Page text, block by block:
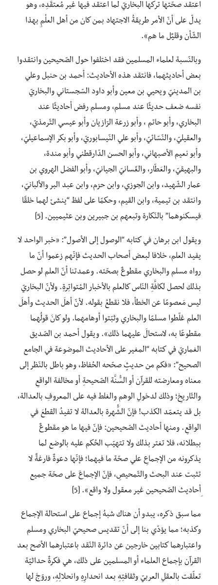
اعتقد صحّتها تركها البخاريّ لما اعتقد فيها غير مُعتقَدِه، وهو
يدلّ على أنّ الأمر طريقةُ الاجتهاد بمن كان من أهل العلْمِ بهذا
الشّأن وقليٌل ما هم».
وبالنّسبة لعلماء المسلمين فقد اختلفوا حول الصّحيحين وانتقدوا
بعض أحاديثهما، فانتقد هذه الأحاديث: أحمد بن حنبل وعلي
بن المدينيّ ويحيي بن معين وأبو داود السّجستاني والبخاريّ
نفسه ضعف حديثًا عند مسلم، ومسلم رفض أحاديثًا عند
البخاري، وأبو حاتم ، وأبو زرعة الرّازيان وأبو عيسي التّرمذيّ،
والعقيليّ، والنّسّائيّ، وأبو علي النّيسابوريّ، وأبو بكر الإسماعيليّ،
وأبو نعيم الأصبهاني، وأبو الحسن الدّارقطني وأبو مندة،
والبهيقيّ، والعَطّار، والغّسانيّ الجيانيّ، وأبو الفضل الهروي بن
عمار الشّهيد، وابن الجوزي، وابن حزم، وابن عبد البر والألبانيّ،
وانتقد بن تيمية، وابن القيم، وحكمًا على لفظ “ينشئ لهما خلقًا
فيسكنوهما” بالنّكارة وتبعهم بن جبيرين وبن عثيميين. [5]
ويقول ابن برهان في كتابه “الوصول إلى الأصول”: «خبر الواحد لا
يفيد العلم، خلافا لبعض أصحاب الحديث فإنّهم زعموا أنّ ما
رواه مسلم والبخاري مقطوعٌ بصحّته. وعمدتنا أنّ العلم لو حصل
بذلك لحصل لكافَّةِ النّاس كالعلم بالأخبار المُتواتِرةِ. ولأنّ البخاريّ
ليس مَعصومًا عن الخطأ، فلا نقطعُ بقوله. لأنّ أهلَ الحديث وأهلَ
العلم غلّطوا مسلمًا والبخاري وثبّتوا أوهامهما. ولو كانَ قولُهما
مقطوعًا به، لاستحالَ عليهما ذلك». ويقول أحمد بن الصّديق
الغماريّ في كتابه “المغير على الأحاديث الموضوعة في الجامع
الصحيح”: «فكم من حديثٍ صحّحه الحُفاظ، وهو باطل بالنّظر إلى
معناه ومعارضته للقرآن أو السُّنَّة الصّحيحةِ أو مخالفة الواقعِ
والتّاريخِ؛ وذلك لدخولِ الوهم والغلط فيه على المعروفِ بالعدالة،
بل قد يتعمّد الكذب! فإنّ الشُّهرة بالعدالة لا تفيدُ القطعَ في
الواقعِ. ومنها أحاديث الصّحيحين: فإنّ فيها ما هو مقطوعٌ
ببطلانه، فلا تغتر بذلك ولا تتهيّب الحُكم عليه بالوضع لما
يذكرونه من الإجماعِ علي صحّة ما فيهما؛ فإنّها دعوةٌ فارغةٌ لا
تثبت عند البحث والتّمحيصِ، فإنّ الإجماعَ على صحّة جميع
ِأحاديث الصّحيحين غير معقول ولا واقع». [5]
مما سبق ذكره، يبدو أن هناك شبهُ إجماع على استحالة الإجماع
وكذبه؛ مما يؤدّي بنا إلى أنّ تقديس صحيحيّ البخاري ومسلم
واعتبارهما كتابين خارجين عن دائرة النّقد باعتبارهما الأصح بعد
القرآن بإجماع العلماء أو المسلمين على ذلك، هي فكرةٌ حداثيّة
تعلّقت بالعقلِ العربيّ وثقافتِهِ بعد انحدارِهِ وانحلالِهِ، وروّجَ لها